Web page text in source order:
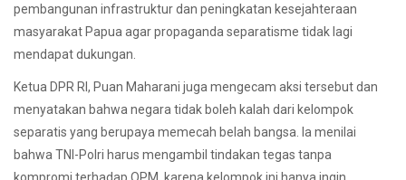
pembangunan infrastruktur dan peningkatan kesejahteraan
masyarakat Papua agar propaganda separatisme tidak lagi
mendapat dukungan.
Ketua DPR RI, Puan Maharani juga mengecam aksi tersebut dan
menyatakan bahwa negara tidak boleh kalah dari kelompok
separatis yang berupaya memecah belah bangsa. Ia menilai
bahwa TNI-Polri harus mengambil tindakan tegas tanpa